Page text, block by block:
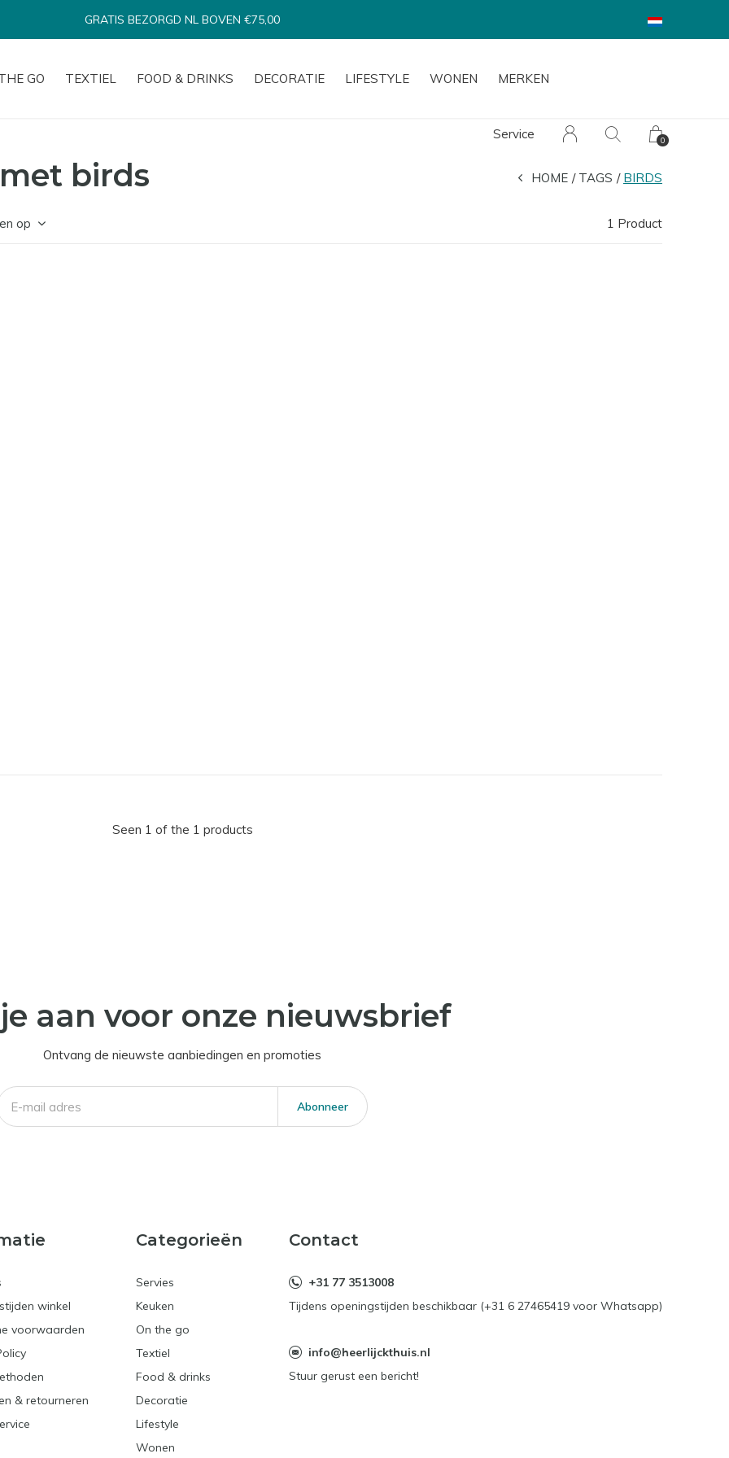
GO TEXTIEL FOOD & DRINKS DECORATIE LIFESTYLE WONEN MERKEN
Service 0
GRATIS BEZORGD NL BOVEN €75,00
birds HOME TAGS BIRDS
op 1 Product
Seen 1 of the 1 products
aan voor onze nieuwsbrief
Ontvang de nieuwste aanbiedingen en promoties
Abonneer
winkel
voorwaarden
& retourneren
Categorieën
Servies
Keuken
On the go
Textiel
Food & drinks
Decoratie
Lifestyle
Wonen
Contact
+31 77 3513008
Tijdens openingstijden beschikbaar (+31 6 27465419 voor Whatsapp)
info@heerlijckthuis.nl
Stuur gerust een bericht!